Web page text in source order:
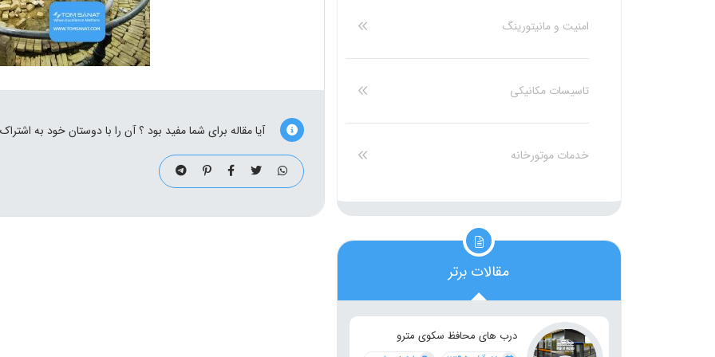
آیا مقاله برای شما مفید بود ؟ آن را با دوستان خود به
امنیت و مانیتورینگ
تاسیسات مکانیکی
خدمات موتورخانه
مقالات برتر
درب های محافظ سکوی مترو